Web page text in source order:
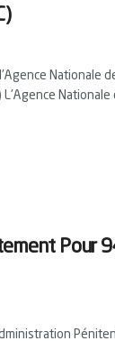
Nationale
Nationale
Pour